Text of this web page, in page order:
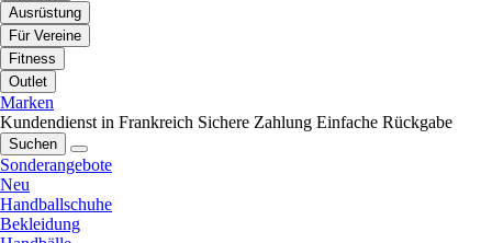
Ausrüstung
Für Vereine
Fitness
Outlet
Marken
Kundendienst in Frankreich Sichere Zahlung Einfache Rückgabe
Suchen
Sonderangebote
Neu
Handballschuhe
Bekleidung